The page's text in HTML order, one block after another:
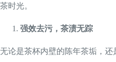
茶时光。
强效去污，茶渍无踪
无论是茶杯内壁的陈年茶垢，